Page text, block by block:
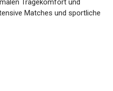
Ideal für intensive